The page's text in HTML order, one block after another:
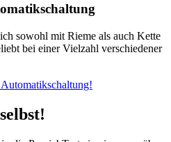
sowohl mit Rieme als auch Kette
bei einer Vielzahl verschiedener